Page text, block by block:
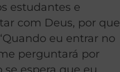
estudantes e
com Deus, por que
eu entrar no
perguntará por